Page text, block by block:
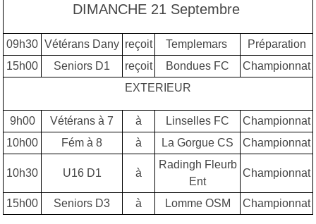
DIMANCHE 21 Septembre
09h30 Vétérans Dany reçoit Templemars
Préparation
15h00
Seniors D1 reçoit Bondues FC
Championnat
EXTERIEUR
9h00 Vétérans à 7 à Linselles FC
Championnat
10h00
Fém à 8 à La Gorgue CS Championnat
10h30 U16 D1 à
Radingh Fleurb
Ent
Championnat
15h00 Seniors D3 à Lomme OSM Championnat